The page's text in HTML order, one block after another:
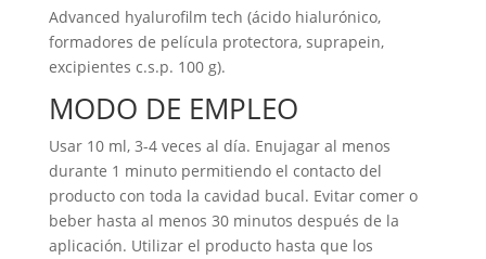
Advanced hyalurofilm tech (ácido hialurónico,
formadores de película protectora, suprapein,
excipientes c.s.p. 100 g).
MODO DE EMPLEO
Usar 10 ml, 3-4 veces al día. Enujagar al menos
durante 1 minuto permitiendo el contacto del
producto con toda la cavidad bucal. Evitar comer o
beber hasta al menos 30 minutos después de la
aplicación. Utilizar el producto hasta que los